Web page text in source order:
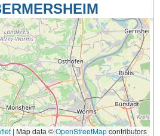
| Map data ©OpenStreetMapcontributors